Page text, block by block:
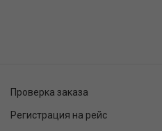
Проверка заказа
Регистрация на рейс